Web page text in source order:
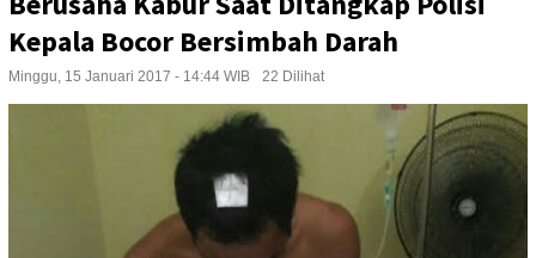
Kepala Bocor Bersimbah Darah
Minggu, 15 Januari 2017 - 14:44 WIB 22 Dilihat